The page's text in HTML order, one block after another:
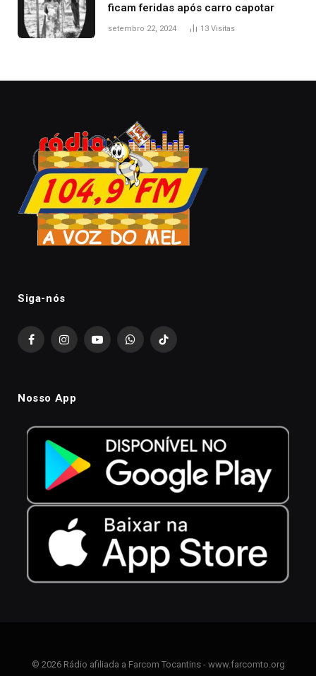
ficam feridas após carro capotar
setembro 22, 2024 13 Visitas
Siga-nós
FacebookInstagramYouTubeWhatsAppTikTok
Nosso App
© 2026 Rádio afiliada a Farcom Tocantins - www.farcomto.org